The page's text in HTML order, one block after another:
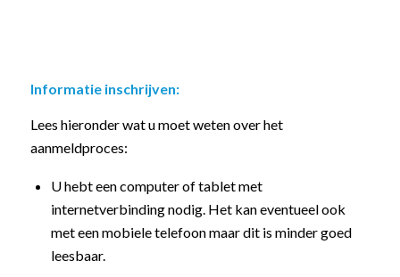
Informatie inschrijven:
Lees hieronder wat u moet weten over het
aanmeldproces:
U hebt een computer of tablet met
internetverbinding nodig. Het kan eventueel ook
met een mobiele telefoon maar dit is minder goed
leesbaar.